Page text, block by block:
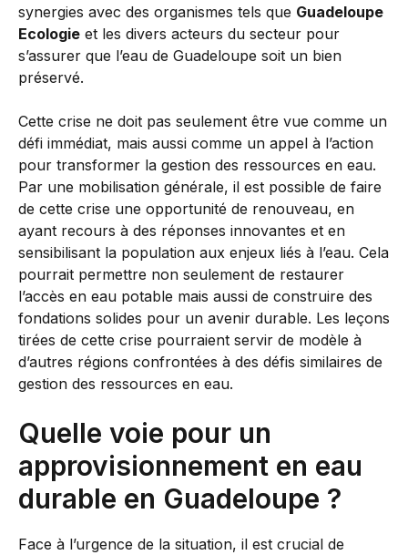
synergies avec des organismes tels que Guadeloupe
Ecologie et les divers acteurs du secteur pour
s’assurer que l’eau de Guadeloupe soit un bien
préservé.
Cette crise ne doit pas seulement être vue comme un
défi immédiat, mais aussi comme un appel à l’action
pour transformer la gestion des ressources en eau.
Par une mobilisation générale, il est possible de faire
de cette crise une opportunité de renouveau, en
ayant recours à des réponses innovantes et en
sensibilisant la population aux enjeux liés à l’eau. Cela
pourrait permettre non seulement de restaurer
l’accès en eau potable mais aussi de construire des
fondations solides pour un avenir durable. Les leçons
tirées de cette crise pourraient servir de modèle à
d’autres régions confrontées à des défis similaires de
gestion des ressources en eau.
Quelle voie pour un
approvisionnement en eau
durable en Guadeloupe ?
Face à l’urgence de la situation, il est crucial de